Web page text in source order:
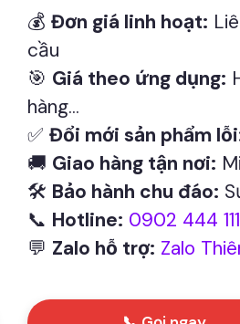
💰 Đơn giá linh hoạt:
cầu
🎯 Giá theo ứng dụng:
hàng...
✅ Đổi mới sản phẩm
🚚 Giao hàng tận nơi:
🛠 Bảo hành chu đáo:
📞 Hotline: 0902 444 111
💬 Zalo hỗ trợ: Zalo